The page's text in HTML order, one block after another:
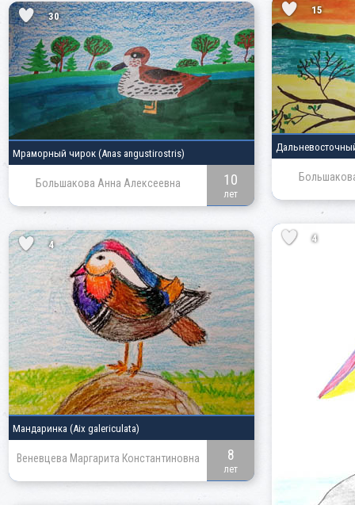
15
30
Мраморный чирок (Anas angustirostris)
Большакова Анна Алексеевна 10
лет
4
4
Мандаринка (Aix galericulata)
Веневцева Маргарита Константиновна 8
лет